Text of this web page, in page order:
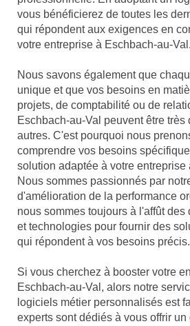
vous bénéficierez de toutes les
qui répondent aux exigences en
votre entreprise à Eschbach-au-Val.
Nous savons également que
unique et que vos besoins en
projets, de comptabilité ou de
Eschbach-au-Val peuvent être très
autres. C'est pourquoi nous
comprendre vos besoins
solution adaptée à votre entreprise
Nous sommes passionnés par
d'amélioration de la performance
nous sommes toujours à l'affût
et technologies pour fournir des
qui répondent à vos besoins précis.
Si vous cherchez à booster votre
Eschbach-au-Val, alors notre
logiciels métier personnalisés est
experts sont dédiés à vous offrir